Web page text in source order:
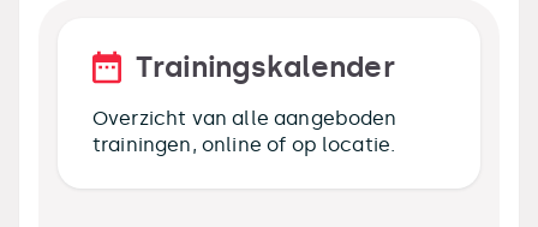
Trainingskalender
Overzicht van alle aangeboden
trainingen, online of op locatie.